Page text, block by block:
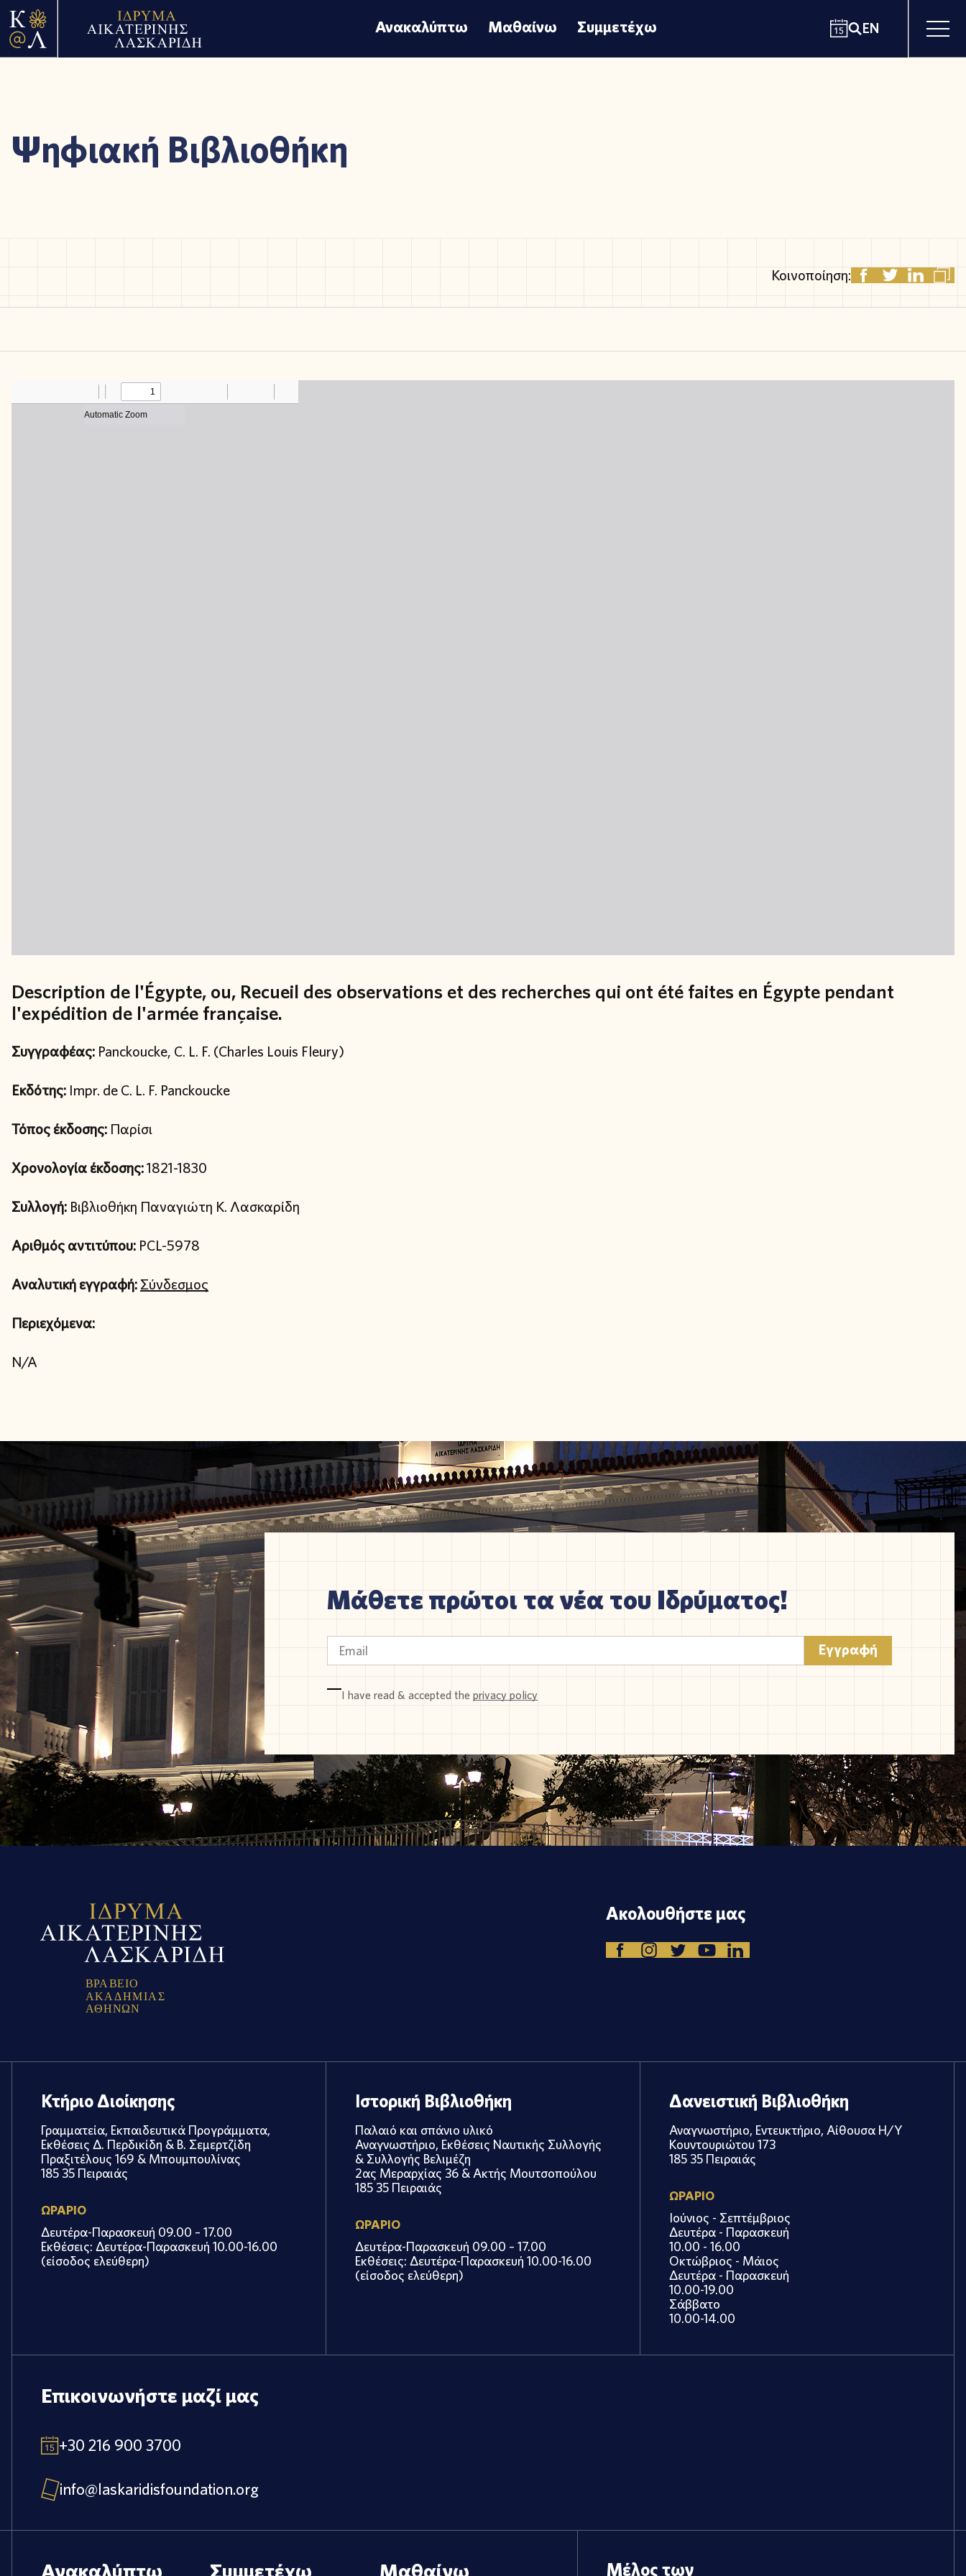
Ανακαλύπτω Μαθαίνω Συμμετέχω EN
Ψηφιακή Βιβλιοθήκη
Κοινοποίηση:
Description de l'Égypte, ou, Recueil des observations et des recherches qui ont été faites en Égypte pendant
l'expédition de l'armée française.
Συγγραφέας: Panckoucke, C. L. F. (Charles Louis Fleury)
Εκδότης: Impr. de C. L. F. Panckoucke
Τόπος έκδοσης: Παρίσι
Χρονολογία έκδοσης:1821-1830
Συλλογή: Βιβλιοθήκη Παναγιώτη Κ. Λασκαρίδη
Αριθμός αντιτύπου: PCL-5978
Αναλυτική εγγραφή:Σύνδεσμος
Περιεχόμενα:
N/A
Μάθετε πρώτοι τα νέα του Ιδρύματος!
I have read & accepted theprivacy policy
ΒΡΑ ΒΕΙΟ
ΑΚΑ ΔΗΜΙΑ Σ
ΑΘΗΝΩΝ
Ακολουθήστε μας
Κτήριο Διοίκησης
Γραμματεία, Εκπαιδευτικά Προγράμματα,
Εκθέσεις Δ. Περδικίδη & Β. Σεμερτζίδη
Πραξιτέλους 169 & Μπουμπουλίνας
185 35 Πειραιάς
ΩΡΑΡΙΟ
Δευτέρα-Παρασκευή 09.00 – 17.00
Εκθέσεις: Δευτέρα-Παρασκευή 10.00-16.00
(είσοδος ελεύθερη)
Ιστορική Βιβλιοθήκη
Παλαιό και σπάνιο υλικό
Αναγνωστήριο, Εκθέσεις Ναυτικής Συλλογής
& Συλλογής Βελιμέζη
2ας Μεραρχίας 36 & Ακτής Μουτσοπούλου
185 35 Πειραιάς
ΩΡΑΡΙΟ
Δευτέρα-Παρασκευή 09.00 – 17.00
Εκθέσεις: Δευτέρα-Παρασκευή 10.00-16.00
(είσοδος ελεύθερη)
Δανειστική Βιβλιοθήκη
Αναγνωστήριο, Εντευκτήριο, Αίθουσα Η/Υ
Κουντουριώτου 173
185 35 Πειραιάς
ΩΡΑΡΙΟ
Ιούνιος - Σεπτέμβριος
Δευτέρα - Παρασκευή
10.00 - 16.00
Οκτώβριος - Μάιος
Δευτέρα - Παρασκευή
10.00-19.00
Σάββατο
10.00-14.00
Επικοινωνήστε μαζί μας
+30 216 900 3700
info@laskaridisfoundation.org
Ανακαλύπτω Συμμετέχω Μαθαίνω Μέλος των